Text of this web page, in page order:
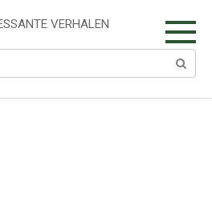
VERHALEN